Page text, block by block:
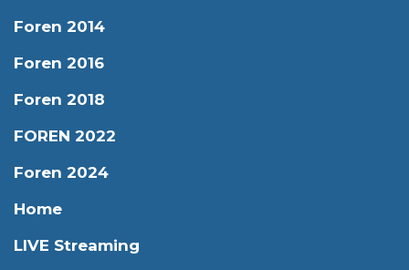
Foren 2014
Foren 2016
Foren 2018
FOREN 2022
Foren 2024
Home
LIVE Streaming